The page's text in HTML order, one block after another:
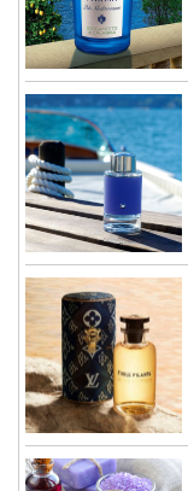
BANOBAGI
Britney Spears
Burberry
Bvlgari
Byredo
Calvin Klein
Carolina Herrera
Cartier
Chanel
Chloe
Chopard